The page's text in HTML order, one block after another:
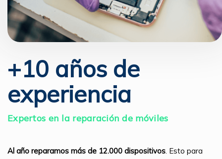
+10 años de
experiencia
Expertos en la reparación de móviles
Al año reparamos más de 12.000 dispositivos. Esto para